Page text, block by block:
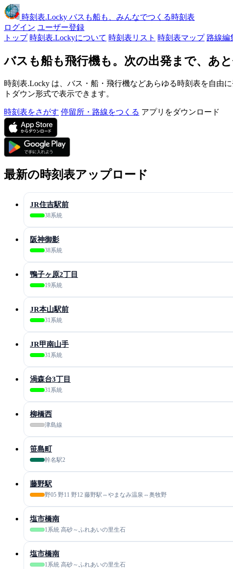
時刻表.Locky バスも船も、みんなでつくる時刻表
ログイン ユーザー登録
トップ 時刻表.Lockyについて 時刻表リスト 時刻表マップ 路線編
バスも船も飛行機も。次の出発まで、あ
時刻表.Locky は、バス・船・飛行機などあらゆる時刻表を自由
トダウン形式で表示できます。
時刻表をさがす 停留所・路線をつくる アプリをダウンロード
最新の時刻表アップロード
JR住吉駅前
38系統
阪神御影
38系統
鴨子ヶ原2丁目
19系統
JR本山駅前
31系統
JR甲南山手
31系統
渦森台3丁目
31系統
柳橋西
津島線
笹島町
幹名駅2
藤野駅
野05 野11 野12 藤野駅⇔やまなみ温泉⇔奥牧野
塩市橋南
1系統 高砂～ふれあいの里生石
塩市橋南
1系統 高砂～ふれあいの里生石